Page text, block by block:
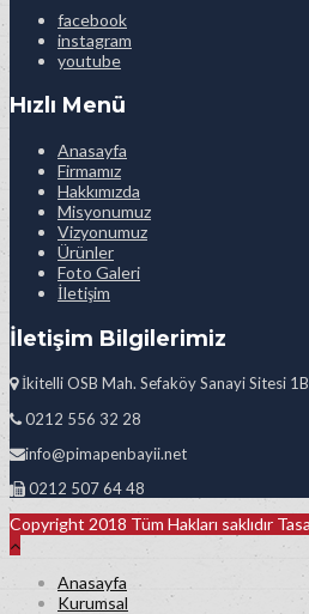
facebook
instagram
youtube
Hızlı Menü
Anasayfa
Firmamız
Hakkımızda
Misyonumuz
Vizyonumuz
Ürünler
Foto Galeri
İletişim
İletişim Bilgilerimiz
İkitelli OSB Mah. Sefaköy Sanayi Sitesi
0212 556 32 28
info@pimapenbayii.net
0212 507 64 48
Copyright 2018 Tüm Hakları saklıdır
Anasayfa
Kurumsal